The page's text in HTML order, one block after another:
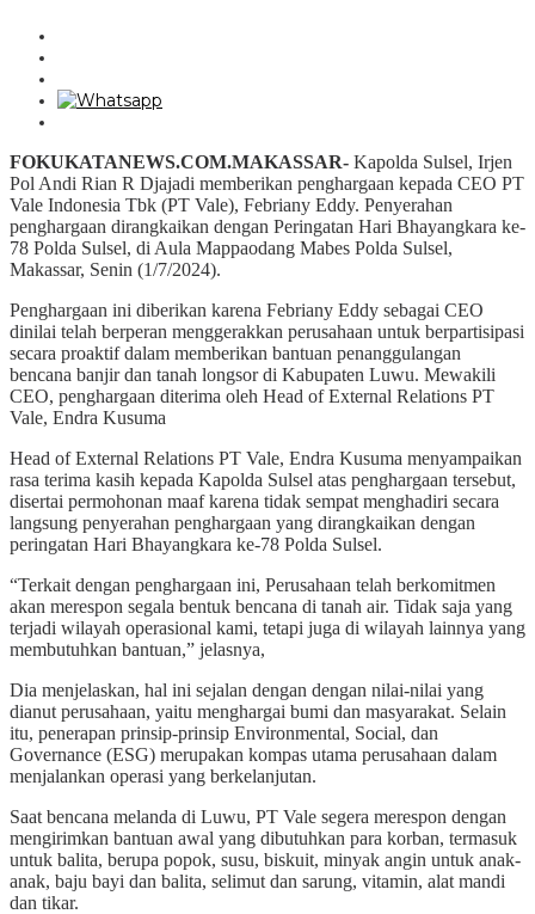
FOKUKATANEWS.COM.MAKASSAR- Kapolda Sulsel, Irjen
Pol Andi Rian R Djajadi memberikan penghargaan kepada CEO PT
Vale Indonesia Tbk (PT Vale), Febriany Eddy. Penyerahan
penghargaan dirangkaikan dengan Peringatan Hari Bhayangkara ke-
78 Polda Sulsel, di Aula Mappaodang Mabes Polda Sulsel,
Makassar, Senin (1/7/2024).
Penghargaan ini diberikan karena Febriany Eddy sebagai CEO
dinilai telah berperan menggerakkan perusahaan untuk berpartisipasi
secara proaktif dalam memberikan bantuan penanggulangan
bencana banjir dan tanah longsor di Kabupaten Luwu. Mewakili
CEO, penghargaan diterima oleh Head of External Relations PT
Vale, Endra Kusuma
Head of External Relations PT Vale, Endra Kusuma menyampaikan
rasa terima kasih kepada Kapolda Sulsel atas penghargaan tersebut,
disertai permohonan maaf karena tidak sempat menghadiri secara
langsung penyerahan penghargaan yang dirangkaikan dengan
peringatan Hari Bhayangkara ke-78 Polda Sulsel.
“Terkait dengan penghargaan ini, Perusahaan telah berkomitmen
akan merespon segala bentuk bencana di tanah air. Tidak saja yang
terjadi wilayah operasional kami, tetapi juga di wilayah lainnya yang
membutuhkan bantuan,” jelasnya,
Dia menjelaskan, hal ini sejalan dengan dengan nilai-nilai yang
dianut perusahaan, yaitu menghargai bumi dan masyarakat. Selain
itu, penerapan prinsip-prinsip Environmental, Social, dan
Governance (ESG) merupakan kompas utama perusahaan dalam
menjalankan operasi yang berkelanjutan.
Saat bencana melanda di Luwu, PT Vale segera merespon dengan
mengirimkan bantuan awal yang dibutuhkan para korban, termasuk
untuk balita, berupa popok, susu, biskuit, minyak angin untuk anak-
anak, baju bayi dan balita, selimut dan sarung, vitamin, alat mandi
dan tikar.